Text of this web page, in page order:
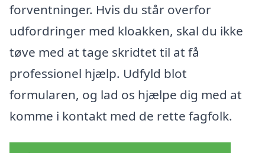
forventninger. Hvis du står overfor
udfordringer med kloakken, skal du ikke
tøve med at tage skridtet til at få
professionel hjælp. Udfyld blot
formularen, og lad os hjælpe dig med at
komme i kontakt med de rette fagfolk.